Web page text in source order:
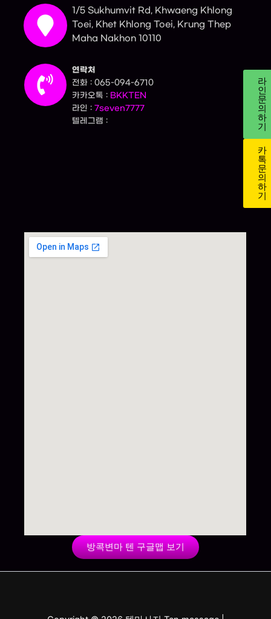
1/5 Sukhumvit Rd, Khwaeng Khlong
Toei, Khet Khlong Toei, Krung Thep
Maha Nakhon 10110
연락처
전화 : 065-094-6710
카카오톡 : BKKTEN
라인 :7seven7777
텔레그램 :
라
인
문
의
하
기
카
톡
문
의
하
기
방콕변마 텐 구글맵 보기